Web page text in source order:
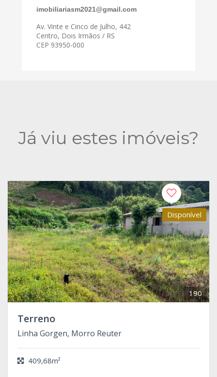
imobiliariasm2021@gmail.com
Av. Vinte e Cinco de Julho, 442
Centro, Dois Irmãos / RS
CEP 93950-000
Já viu estes imóveis?
Disponível
190
Terreno
Linha Gorgen, Morro Reuter
409,68m²